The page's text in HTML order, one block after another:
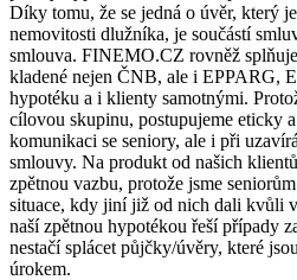
Díky tomu, že se jedná o úvěr, který
nemovitosti dlužníka, je součástí
smlouva. FINEMO.CZ rovněž
kladené nejen ČNB, ale i EPPARG,
hypotéku a i klienty samotnými.
cílovou skupinu, postupujeme eticky
komunikaci se seniory, ale i při
smlouvy. Na produkt od našich
zpětnou vazbu, protože jsme
situace, kdy jiní již od nich dali kvůli
naší zpětnou hypotékou řeší případy
nestačí splácet půjčky/úvěry, které
úrokem.